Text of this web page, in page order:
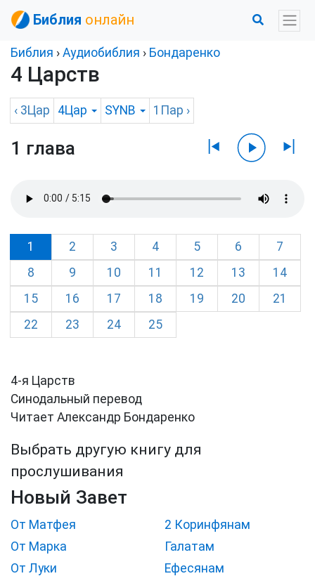
Библия онлайн
Библия › Аудиобиблия › Бондаренко
4 Царств
‹ 3Цар 4Цар SYNB 1Пар ›
1 глава
1 2 3 4 5 6
7
8
9 10 11 12 13
14
15
16 17 18 19 20
21
22
23 24 25
4-я Царств
Синодальный перевод
Читает Александр Бондаренко
Выбрать другую книгу для
прослушивания
Новый Завет
От Матфея
От Марка
От Луки
2 Коринфянам
Галатам
Ефесянам